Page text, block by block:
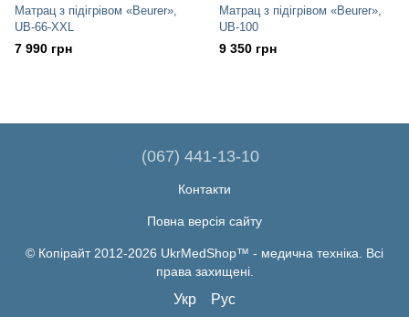
Матрац з підігрівом «Beurer»,
UB-66-XXL
7 990 грн
Матрац з підігрівом «Beurer»,
UB-100
9 350 грн
(067) 441-13-10
Контакти
Повна версія сайту
© Копірайт 2012-2026 UkrMedShop™ - медична техніка. Всі
права захищені.
Укр Рус